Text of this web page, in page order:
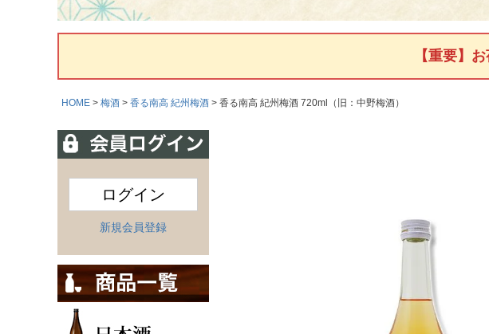
【重要】
HOME 梅酒 香る南高 紀州梅酒 香る南高 紀州梅酒 720ml（旧：中野梅酒）
ログイン
新規会員登録